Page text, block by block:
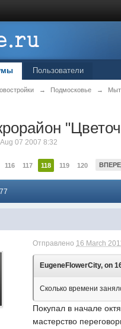
Пользователи
→ Подмосковье →
Aug 07 2007 8:32
116 117 118 119 120
Отправлено 16 March
EugeneFlowerCity, on
Сколько времени
Покупал в начале
мастерство